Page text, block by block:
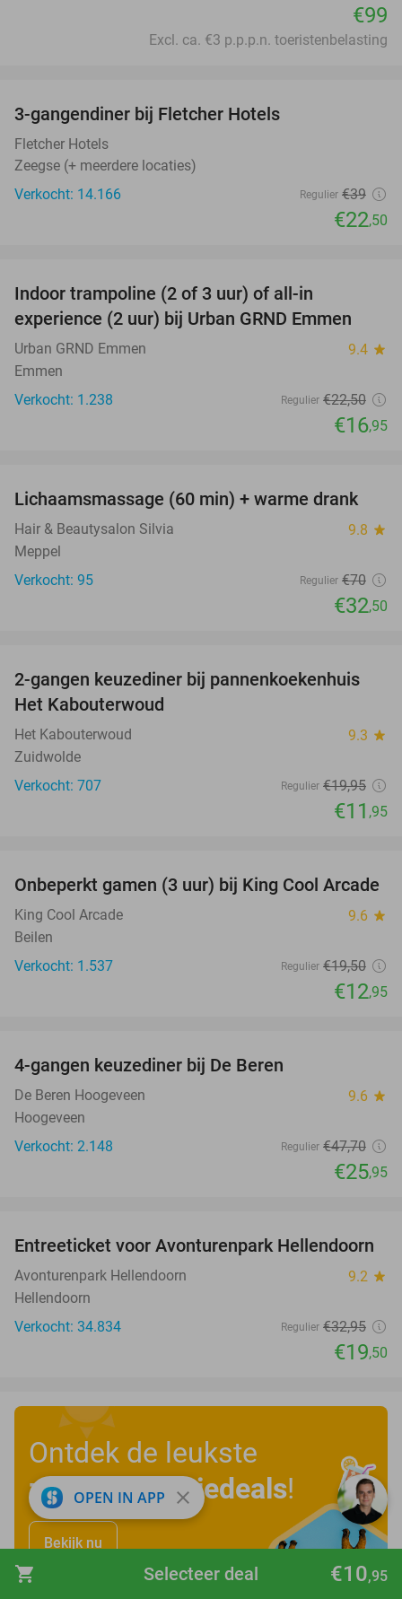
shopping_cart €10,95
Selecteer deal
€99
Excl. ca. €3 p.p.p.n. toeristenbelasting
3-gangendiner bij Fletcher Hotels
Fletcher Hotels
Zeegse (+ meerdere locaties)
Verkocht: 14.166
Regulier €39
€22,50
Indoor trampoline (2 of 3 uur) of all-in
experience (2 uur) bij Urban GRND Emmen
Urban GRND Emmen 9.4 star
Emmen
Verkocht: 1.238
Regulier €22,50
€16,95
54%
Lichaamsmassage (60 min) + warme drank
Hair & Beautysalon Silvia 9.8 star
Meppel
Verkocht: 95
Regulier €70
€32,50
40%
2-gangen keuzediner bij pannenkoekenhuis
Het Kabouterwoud
Het Kabouterwoud 9.3 star
Zuidwolde
Verkocht: 707
Regulier €19,95
€11 ,95
34%
Onbeperkt gamen (3 uur) bij King Cool Arcade
King Cool Arcade 9.6 star
Beilen
Verkocht: 1.537
Regulier €19,50
€12,95
4-gangen keuzediner bij De Beren
De Beren Hoogeveen 9.6 star
Hoogeveen
Verkocht: 2.148
Regulier €47,70
€25,95
41%
Entreeticket voor Avonturenpark Hellendoorn
Avonturenpark Hellendoorn 9.2 star
Hellendoorn
Verkocht: 34.834
Regulier €32,95
€19,50
Ontdek de leukste
zomervakantiedeals!
Bekijk nu
OPEN IN APP close